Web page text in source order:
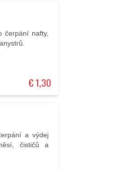
čerpání nafty,
€ 1,30
a výdej
čističů a